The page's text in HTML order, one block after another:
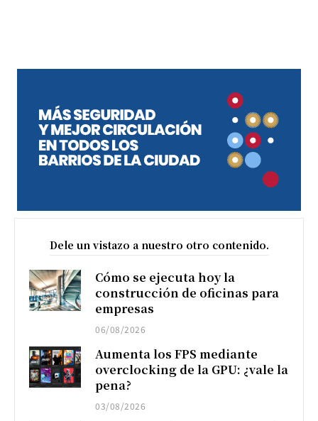
Dele un vistazo a nuestro otro contenido.
Cómo se ejecuta hoy la
construcción de oficinas para
empresas
06/08/2026
Aumenta los FPS mediante
overclocking de la GPU: ¿vale la
pena?
03/08/2026